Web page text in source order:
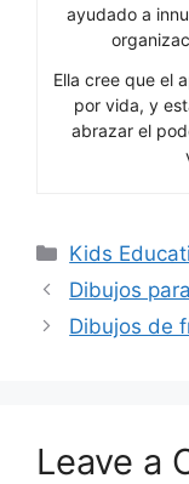
ayudado a
Ella cree que el
por vida, y
abrazar el
Categories
Kids
Dibujos
Dibujos de
Leave a